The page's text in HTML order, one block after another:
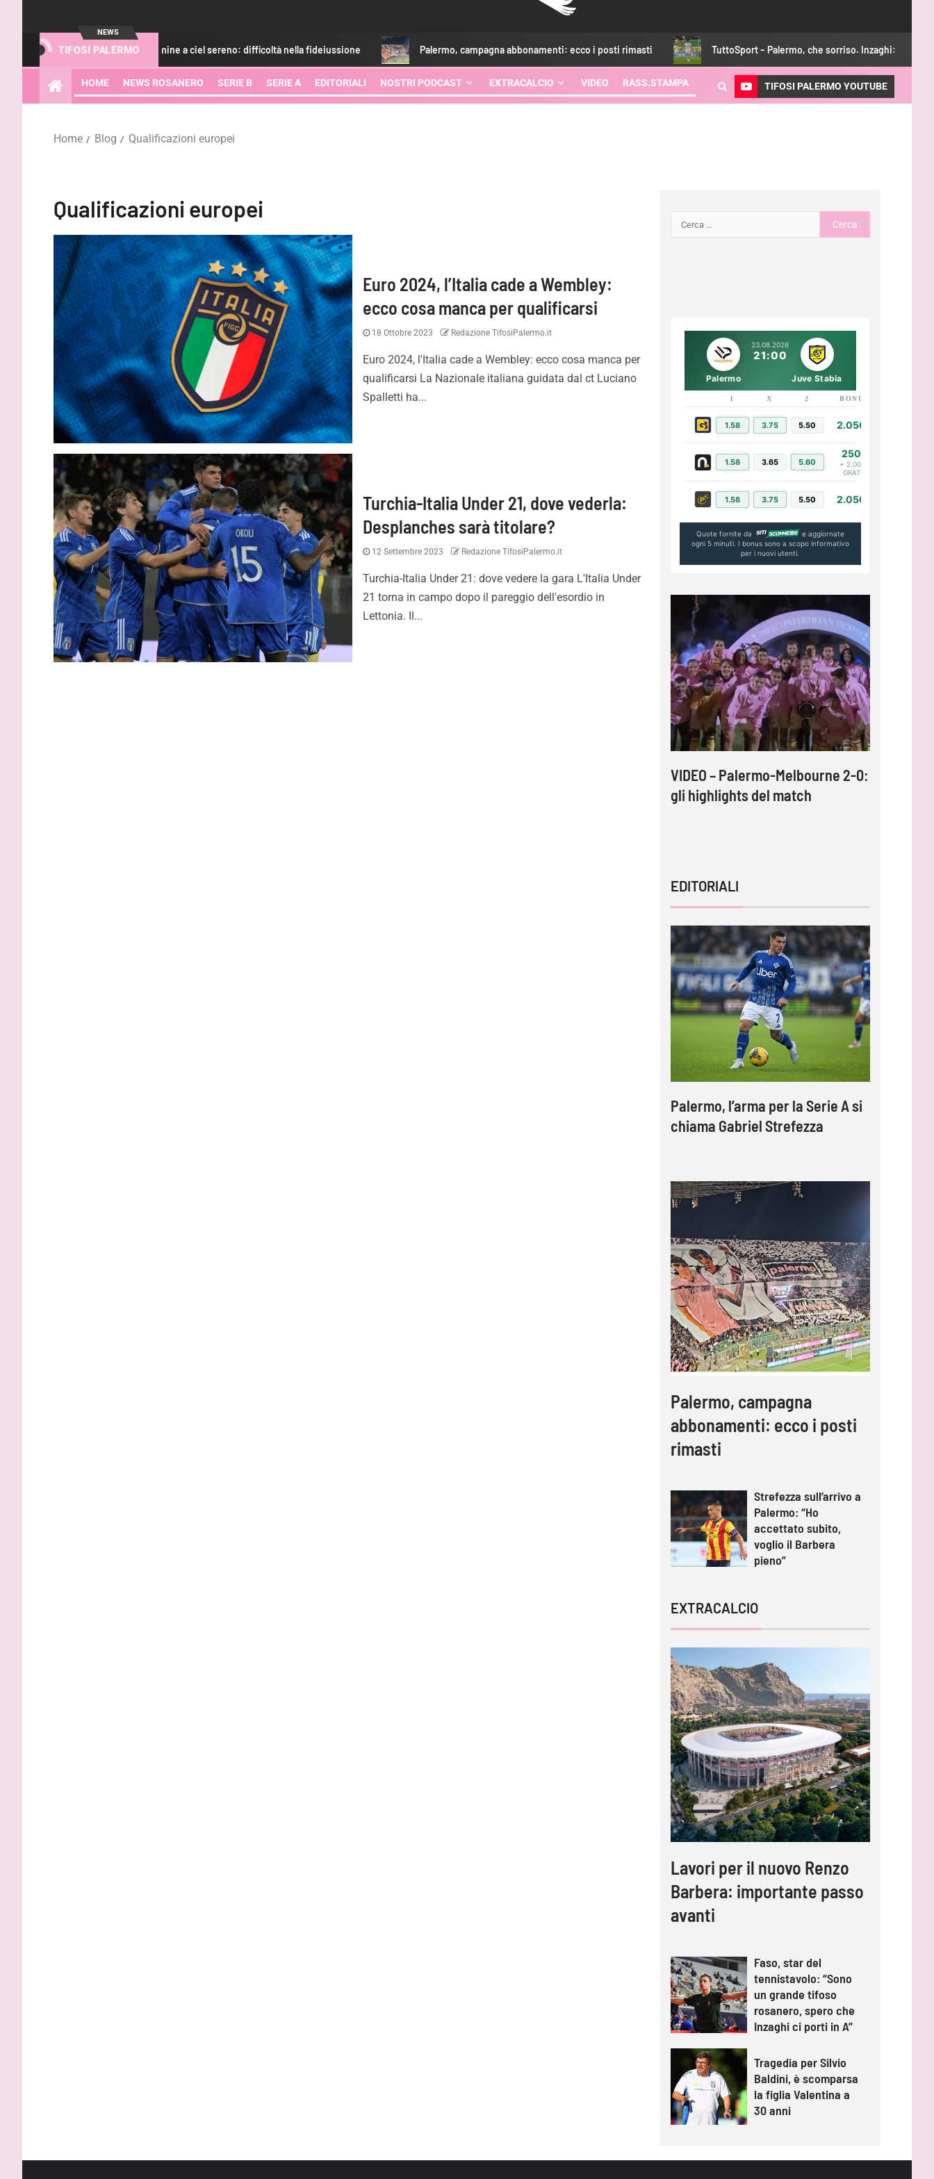
NEWS
TIFOSI PALERMO
Catania, fulmine a ciel sereno: difficoltà nella fideiussione Palermo, campagna abbonamenti: ecco i posti rimasti TuttoSport – Palermo, che sorriso. Inzaghi: «Si cresce»
HOME NEWS ROSANERO SERIE B SERIE A EDITORIALI NOSTRI PODCAST EXTRACALCIO VIDEO RASS.STAMPA TIFOSI PALERMO YOUTUBE
Home Blog Qualificazioni europei
Qualificazioni europei
Euro 2024, l’Italia cade a Wembley:
ecco cosa manca per qualificarsi
18 Ottobre 2023 Redazione TifosiPalermo.it
Euro 2024, l'Italia cade a Wembley: ecco cosa manca per
qualificarsi La Nazionale italiana guidata dal ct Luciano
Spalletti ha...
Turchia-Italia Under 21, dove vederla:
Desplanches sarà titolare?
12 Settembre 2023 Redazione TifosiPalermo.it
Turchia-Italia Under 21: dove vedere la gara L'Italia Under
21 torna in campo dopo il pareggio dell'esordio in
Lettonia. Il...
23.08.2026
21:00
Palermo Juve Stabia
1 X 2 BONUS
1.58 3.75 5.50 2.050€
1.58 3.65 5.60
250€
+ 2.000€
GRATIS
1.58 3.75 5.50 2.050€
Quote fornite da
e aggiornate
ogni 5 minuti. I bonus sono a scopo informativo
per i nuovi utenti.
VIDEO – Palermo-Melbourne 2-0:
gli highlights del match
EDITORIALI
Palermo, l’arma per la Serie A si
chiama Gabriel Strefezza
Palermo, campagna
abbonamenti: ecco i posti
rimasti
Strefezza sull’arrivo a
Palermo: “Ho
accettato subito,
voglio il Barbera
pieno”
EXTRACALCIO
Lavori per il nuovo Renzo
Barbera: importante passo
avanti
Faso, star del
tennistavolo: “Sono
un grande tifoso
rosanero, spero che
Inzaghi ci porti in A”
Tragedia per Silvio
Baldini, è scomparsa
la figlia Valentina a
30 anni